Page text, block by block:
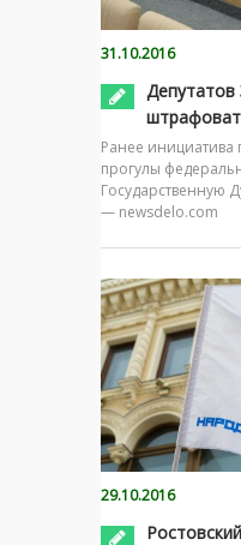
31.10.2016
Депутатов
Ранее
прогулы
Государственную
— newsdelo.com
29.10.2016